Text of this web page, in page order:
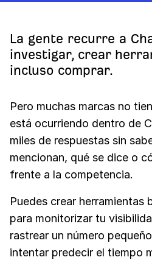
La gente recurre a
investigar, crear
incluso comprar.
Pero muchas marcas no
está ocurriendo dentro de
miles de respuestas sin
mencionan, qué se dice o
frente a la competencia.
Puedes crear herramientas
para monitorizar tu
rastrear un número
intentar predecir el tiempo